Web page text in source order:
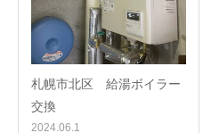
札幌市北区 給湯ボイラー
交換
2024.06.1